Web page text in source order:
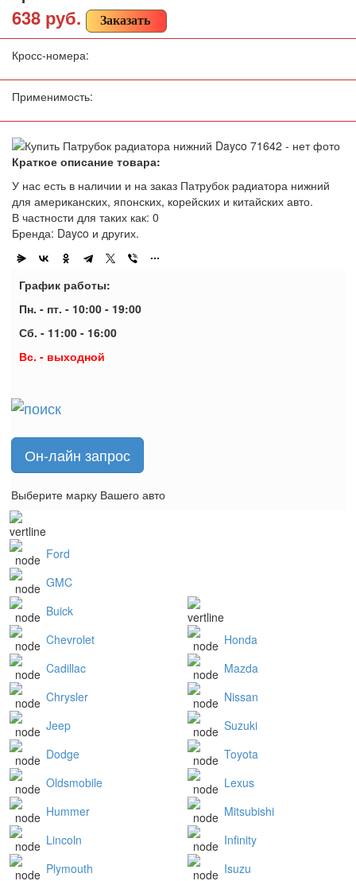
638 руб.
Заказать
Кросс-номера:
Применимость:
Краткое описание товара:
У нас есть в наличии и на заказ Патрубок радиатора нижний
для американских, японских, корейских и китайских авто.
В частности для таких как: 0
Бренда: Dayco и других.
График работы:
Пн. - пт. - 10:00 - 19:00
Сб. - 11:00 - 16:00
Вс. - выходной
Он-лайн запрос
Выберите марку Вашего авто
Ford
GMC
Buick
Chevrolet
Cadillac
Chrysler
Jeep
Dodge
Oldsmobile
Hummer
Lincoln
Plymouth
Honda
Mazda
Nissan
Suzuki
Toyota
Lexus
Mitsubishi
Infinity
Isuzu